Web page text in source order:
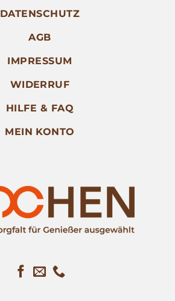
DATENSCHUTZ
AGB
IMPRESSUM
WIDERRUF
HILFE & FAQ
MEIN KONTO